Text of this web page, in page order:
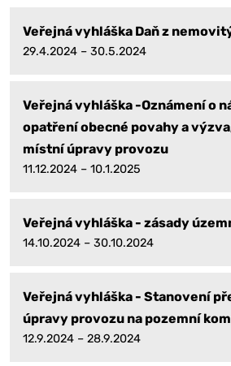
Veřejná vyhláška Daň z
29.4.2024 – 30.5.2024
Veřejná vyhláška -Oznámení o
opatření obecné povahy a
místní úpravy provozu
11.12.2024 – 10.1.2025
Veřejná vyhláška - zásady
14.10.2024 – 30.10.2024
Veřejná vyhláška - Stanovení
úpravy provozu na pozemní
12.9.2024 – 28.9.2024